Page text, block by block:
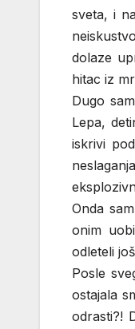
sveta, i
dolaze
hitac iz
Dugo
Lepa,
iskrivi
Onda
onim
odleteli
Posle
ostajala
odrasti?!